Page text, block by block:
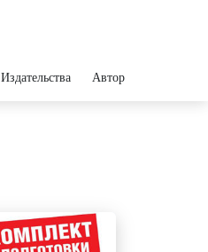
Издательства Авторы